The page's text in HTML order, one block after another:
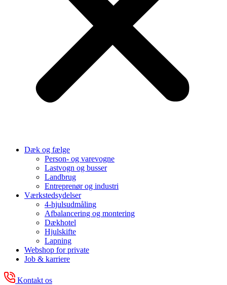
Dæk og fælge
Person- og varevogne
Lastvogn og busser
Landbrug
Entreprenør og industri
Værkstedsydelser
4-hjulsudmåling
Afbalancering og montering
Dækhotel
Hjulskifte
Lapning
Webshop for private
Job & karriere
Kontakt os